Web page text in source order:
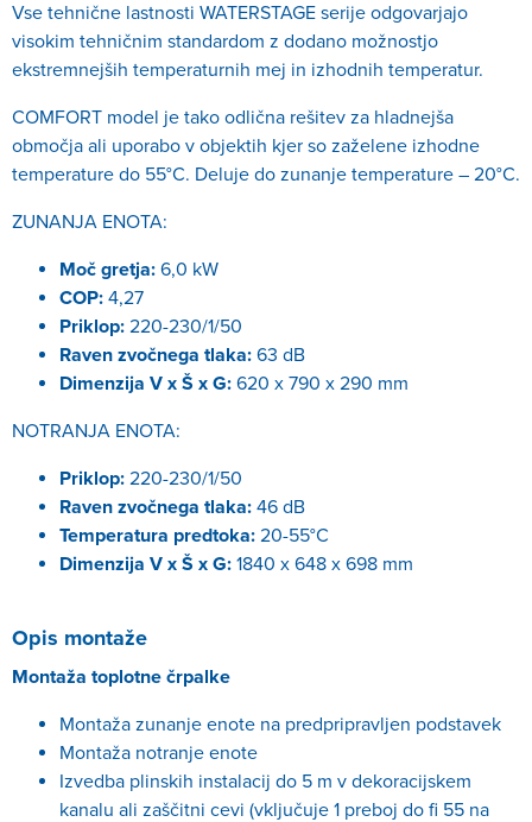
Vse tehnične lastnosti WATERSTAGE serije odgovarjajo
visokim tehničnim standardom z dodano možnostjo
ekstremnejših temperaturnih mej in izhodnih temperatur.
COMFORT model je tako odlična rešitev za hladnejša
območja ali uporabo v objektih kjer so zaželene izhodne
temperature do 55°C. Deluje do zunanje temperature – 20°C.
ZUNANJA ENOTA:
Moč gretja: 6,0 kW
COP: 4,27
Priklop: 220-230/1/50
Raven zvočnega tlaka: 63 dB
Dimenzija V x Š x G: 620 x 790 x 290 mm
NOTRANJA ENOTA:
Priklop: 220-230/1/50
Raven zvočnega tlaka: 46 dB
Temperatura predtoka: 20-55°C
Dimenzija V x Š x G: 1840 x 648 x 698 mm
Opis montaže
Montaža toplotne črpalke
Montaža zunanje enote na predpripravljen podstavek
Montaža notranje enote
Izvedba plinskih instalacij do 5 m v dekoracijskem
kanalu ali zaščitni cevi (vključuje 1 preboj do fi 55 na